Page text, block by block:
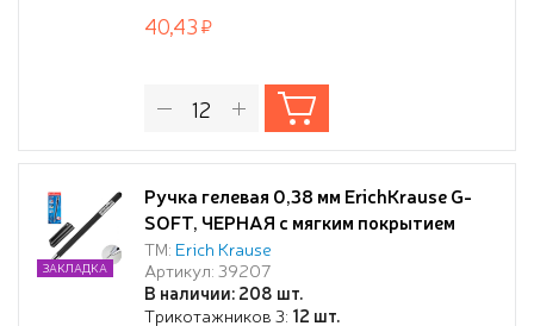
40,43
Ручка гелевая 0,38 мм ErichKrause G-
SOFT, ЧЕРНАЯ с мягким покрытием
корпуса,
ТМ: Erich Krause
Артикул: 39207
В наличии: 208 шт.
Трикотажников 3: 12 шт.
ЗАКЛАДКА